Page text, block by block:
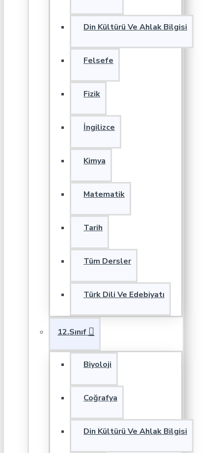
Din Kültürü Ve Ahlak Bilgisi
Felsefe
Fizik
İngilizce
Kimya
Matematik
Tarih
Tüm Dersler
Türk Dili Ve Edebiyatı
12.Sınıf
Biyoloji
Coğrafya
Din Kültürü Ve Ahlak Bilgisi